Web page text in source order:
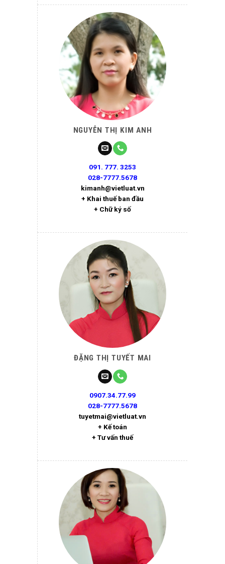
NGUYỄN THỊ KIM ANH
091. 777. 3253
028-7777.5678
kimanh@vietluat.vn
+ Khai thuế ban đầu
+ Chữ ký số
ĐẶNG THỊ TUYẾT MAI
0907.34.77.99
028-7777.5678
tuyetmai@vietluat.vn
+ Kế toán
+ Tư vấn thuế